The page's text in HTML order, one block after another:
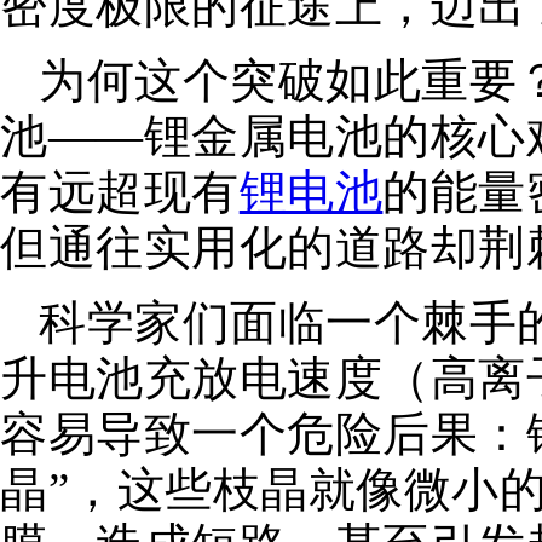
为何这个突破如此重要
池——锂金属电池的核心
有远超现有锂电池的能量
但通往实用化的道路却荆
科学家们面临一个棘手
升电池充放电速度（高
容易导致一个危险后果
晶”，这些枝晶就像微小